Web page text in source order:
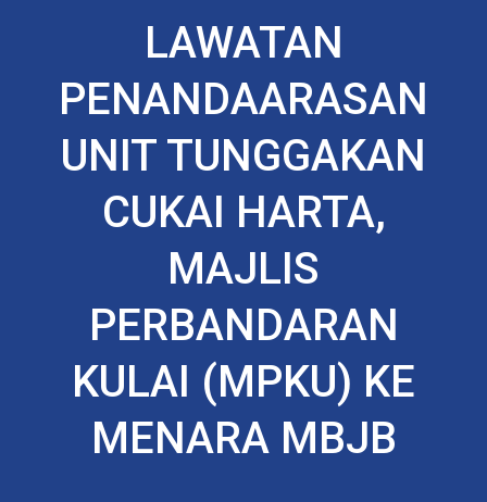
LAWATAN
PENANDAARASAN
UNIT TUNGGAKAN
CUKAI HARTA,
MAJLIS
PERBANDARAN
KULAI (MPKU) KE
MENARA MBJB